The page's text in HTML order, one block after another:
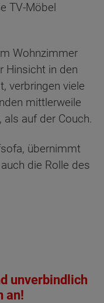
TV-Möbel
Wohnzimmer
Hinsicht in den
verbringen viele
mittlerweile
auf der Couch.
übernimmt
die Rolle des
unverbindlich
an!